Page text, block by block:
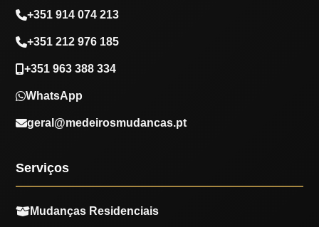
+351 914 074 213
+351 212 976 185
+351 963 388 334
WhatsApp
geral@medeirosmudancas.pt
Serviços
Mudanças Residenciais